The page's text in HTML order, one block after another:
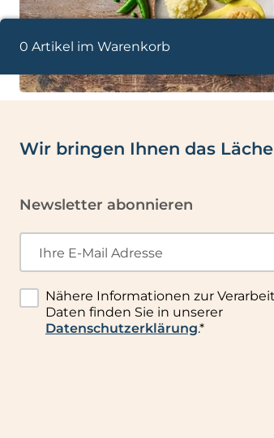
0 Artikel im Warenkorb
Wir bringen Ihnen das
Newsletter abonnieren
Ihre E-Mail Adresse
Nähere Informationen zur
Daten finden Sie in unserer
Datenschutzerklärung.*